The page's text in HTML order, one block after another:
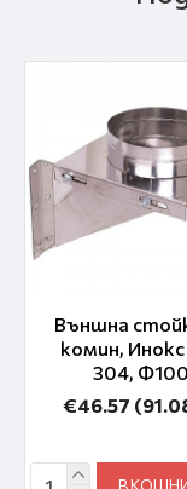
Външна
комин, Инокс
304, Ф100
€46.57
В